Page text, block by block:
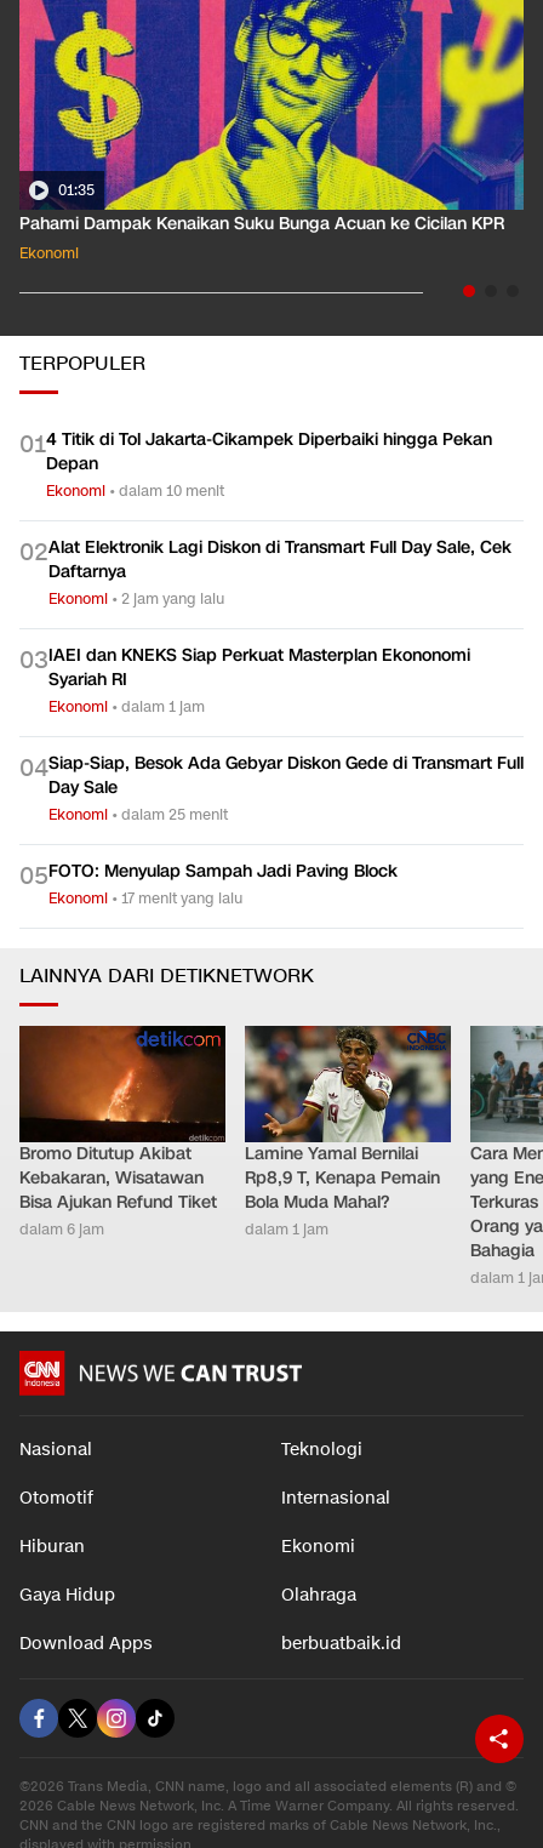
01:35
Pahami Dampak Kenaikan Suku Bunga Acuan ke Cicilan KPR
Ekonomi
TERPOPULER
014 Titik di Tol Jakarta-Cikampek Diperbaiki hingga Pekan
Depan
Ekonomi •dalam 10 menit
02Alat Elektronik Lagi Diskon di Transmart Full Day Sale, Cek
Daftarnya
Ekonomi •2 jam yang lalu
03IAEI dan KNEKS Siap Perkuat Masterplan Ekononomi
Syariah RI
Ekonomi •dalam 1 jam
04Siap-Siap, Besok Ada Gebyar Diskon Gede di Transmart Full
Day Sale
Ekonomi •dalam 25 menit
05FOTO: Menyulap Sampah Jadi Paving Block
Ekonomi •17 menit yang lalu
LAINNYA DARI DETIKNETWORK
Bromo Ditutup Akibat
Kebakaran, Wisatawan
Bisa Ajukan Refund Tiket
dalam 6 jam
Lamine Yamal Bernilai
Rp8,9 T, Kenapa Pemain
Bola Muda Mahal?
dalam 1 jam
Cara
yang
Orang
Bahagia
dalam 1
Nasional Teknologi
Otomotif Internasional
Hiburan Ekonomi
Gaya Hidup Olahraga
Download Apps berbuatbaik.id
©2026 Trans Media, CNN name, logo and all associated elements (R) and ©
2026 Cable News Network, Inc. A Time Warner Company. All rights reserved.
CNN and the CNN logo are registered marks of Cable News Network, Inc.,